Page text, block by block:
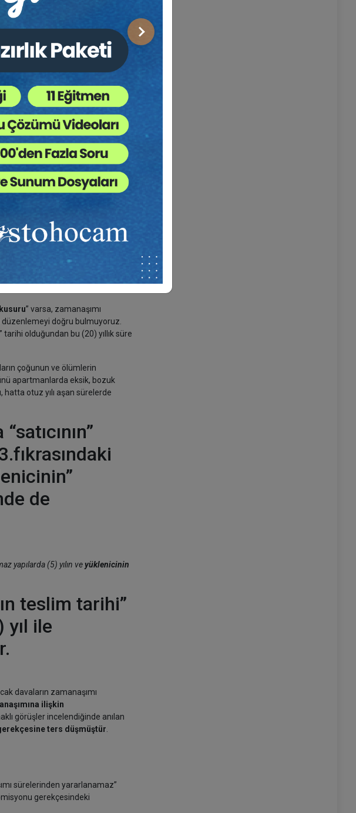
Sonraki
adli takibatı sona ermeden
en erken hükümlülük artık
süredir. Yargı düzeni en
düşünülmelidir.
beş yılınve her hâlde fiilin
(30) yıldır.
bu zamanaşımı uygulanır.
istemi zamanaşımına uğramış
sürelerine ilişkin sakıncalı
” varsa, zamanaşımı
düzenlemeyi doğru bulmuyoruz.
olduğundan bu (20) yıllık süre
çoğunun ve ölümlerin
apartmanlarda eksik, bozuk
hatta otuz yılı aşan sürelerde
de
yapılarda (5) yılın veyüklenicinin
teslim tarihi”
ile
davaların zamanaşımı
ilişkin
görüşler incelendiğinde anılan
ters düşmüştür.
sürelerinden yararlanamaz”
gerekçesindeki